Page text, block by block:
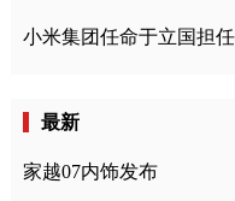
最新
家越07内饰发布